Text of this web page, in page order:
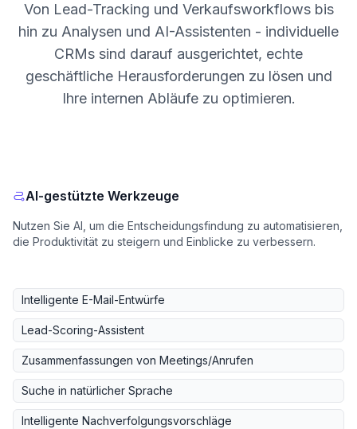
Von Lead-Tracking und Verkaufsworkflows bis
hin zu Analysen und AI-Assistenten - individuelle
CRMs sind darauf ausgerichtet, echte
geschäftliche Herausforderungen zu lösen und
Ihre internen Abläufe zu optimieren.
AI-gestützte Werkzeuge
Nutzen Sie AI, um die Entscheidungsfindung zu automatisieren,
die Produktivität zu steigern und Einblicke zu verbessern.
Intelligente E-Mail-Entwürfe
Lead-Scoring-Assistent
Zusammenfassungen von Meetings/Anrufen
Suche in natürlicher Sprache
Intelligente Nachverfolgungsvorschläge